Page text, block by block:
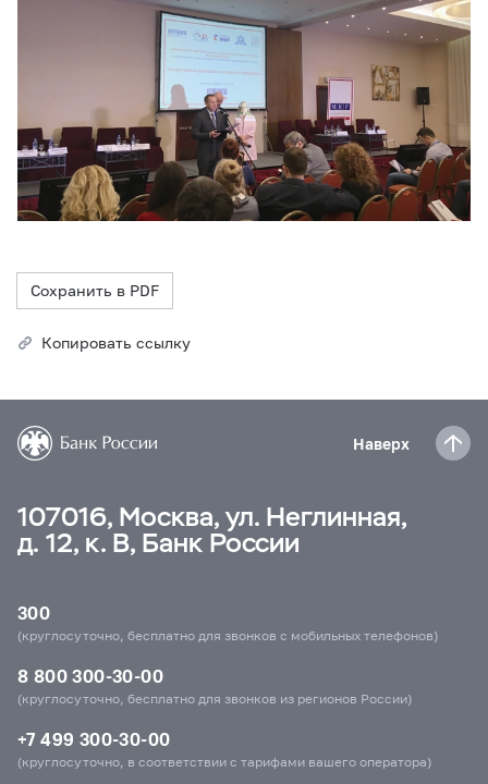
Сохранить в PDF
Копировать ссылку
Наверх
107016, Москва, ул. Неглинная,
д. 12, к. В, Банк России
300
(круглосуточно, бесплатно для звонков с мобильных телефонов)
8 800 300-30-00
(круглосуточно, бесплатно для звонков из регионов России)
+7 499 300-30-00
(круглосуточно, в соответствии с тарифами вашего оператора)